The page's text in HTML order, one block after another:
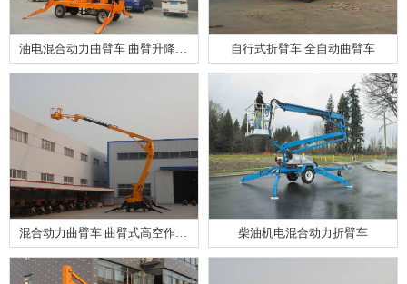
油电混合动力曲臂车 曲臂升降平台 自行式折臂车 全自动曲臂车
混合动力曲臂车 曲臂式高空作业车 柴油机电混合动力折臂车